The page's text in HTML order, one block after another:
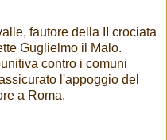
fautore della II crociata
Guglielmo il Malo.
contro i comuni
l'appoggio del
a Roma.